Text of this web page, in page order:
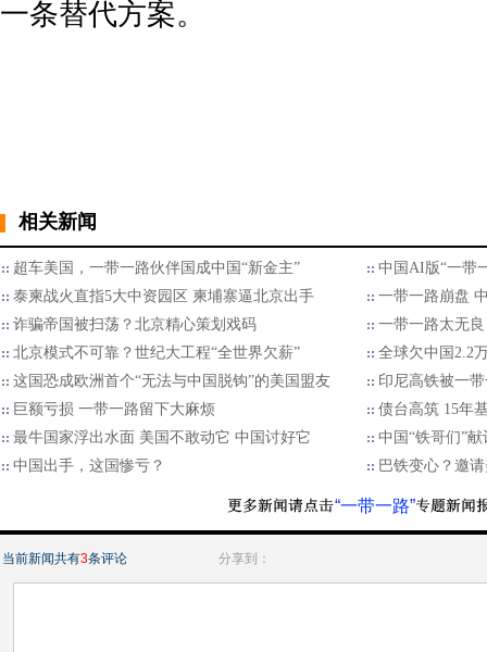
一条替代方案。
相关新闻
超车美国，一带一路伙伴国成中国“新金主”
中国AI版“一带
泰柬战火直指5大中资园区 柬埔寨逼北京出手
一带一路崩盘
诈骗帝国被扫荡？北京精心策划戏码
一带一路太无
北京模式不可靠？世纪大工程“全世界欠薪”
全球欠中国2.2
这国恐成欧洲首个“无法与中国脱钩”的美国盟友
印尼高铁被一
巨额亏损 一带一路留下大麻烦
债台高筑 15年
最牛国家浮出水面 美国不敢动它 中国讨好它
中国“铁哥们”
中国出手，这国惨亏？
巴铁变心？邀
“一带一路”
当前新闻共有3条评论 分享到：